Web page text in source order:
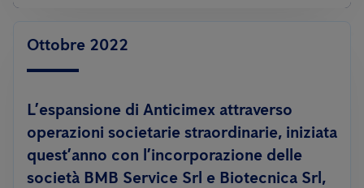
Ottobre 2022
L’espansione di Anticimex attraverso
operazioni societarie straordinarie, iniziata
quest’anno con l’incorporazione delle
società BMB Service Srl e Biotecnica Srl,